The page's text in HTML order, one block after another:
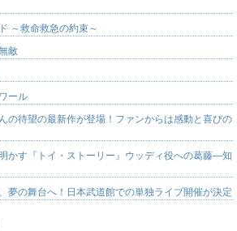
～救命救急の約束～
敵
ール
の待望の最新作が登場！ファンからは感動と喜びの
かす『トイ・ストーリー』ウッディ役への葛藤―知
夢の舞台へ！日本武道館での単独ライブ開催が決定